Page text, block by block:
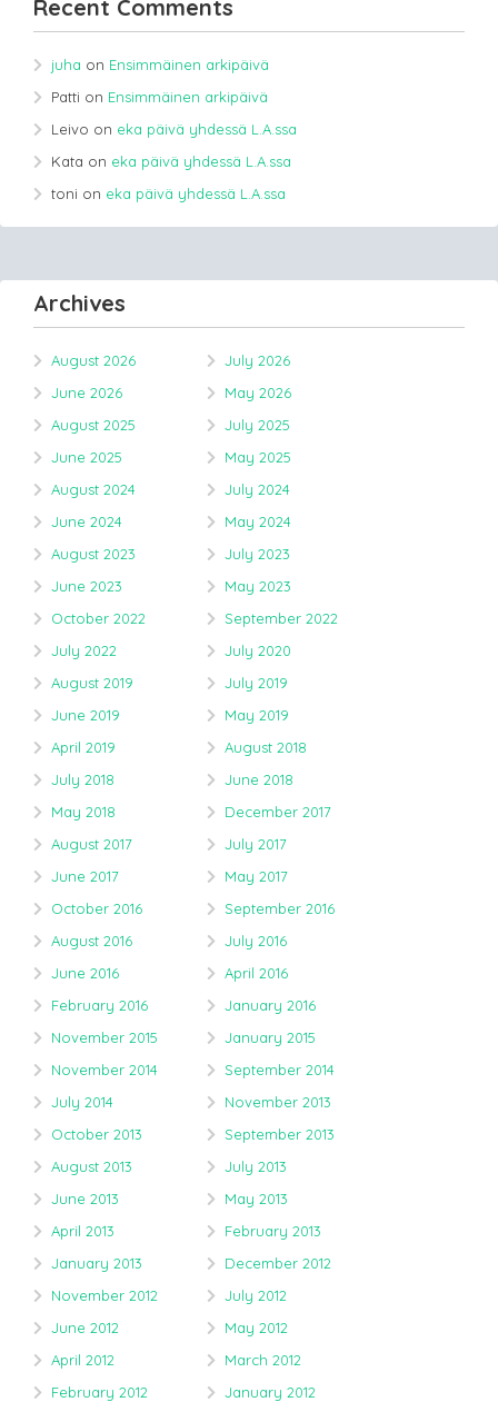
Recent Comments
juha on Ensimmäinen arkipäivä
Patti on Ensimmäinen arkipäivä
Leivo on eka päivä yhdessä L.A.ssa
Kata on eka päivä yhdessä L.A.ssa
toni on eka päivä yhdessä L.A.ssa
Archives
August 2026
July 2026
June 2026
May 2026
August 2025
July 2025
June 2025
May 2025
August 2024
July 2024
June 2024
May 2024
August 2023
July 2023
June 2023
May 2023
October 2022
September 2022
July 2022
July 2020
August 2019
July 2019
June 2019
May 2019
April 2019
August 2018
July 2018
June 2018
May 2018
December 2017
August 2017
July 2017
June 2017
May 2017
October 2016
September 2016
August 2016
July 2016
June 2016
April 2016
February 2016
January 2016
November 2015
January 2015
November 2014
September 2014
July 2014
November 2013
October 2013
September 2013
August 2013
July 2013
June 2013
May 2013
April 2013
February 2013
January 2013
December 2012
November 2012
July 2012
June 2012
May 2012
April 2012
March 2012
February 2012
January 2012